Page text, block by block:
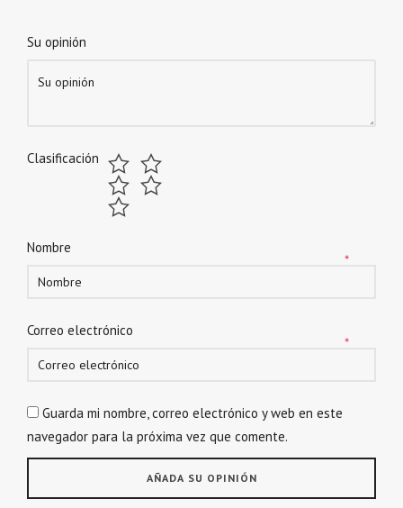
Su opinión
Clasificación
Nombre
*
Correo electrónico
*
Guarda mi nombre, correo electrónico y web en este
navegador para la próxima vez que comente.